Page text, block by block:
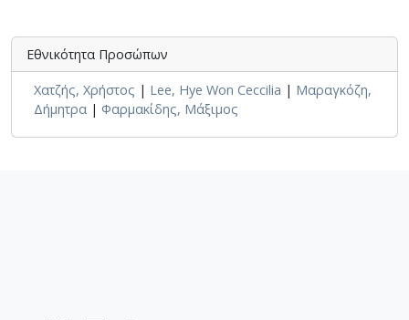
Εθνικότητα Προσώπων
Χατζής, Χρήστος | Lee, Hye Won Ceccilia | Μαραγκόζη,
Δήμητρα | Φαρμακίδης, Μάξιμος